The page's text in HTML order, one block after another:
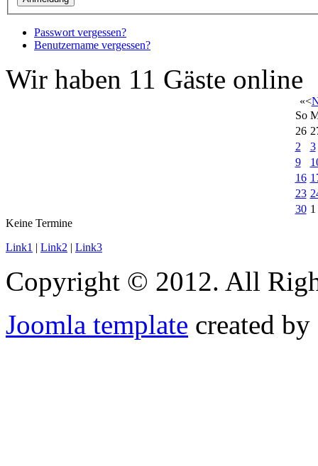
Passwort vergessen?
Benutzername vergessen?
Wir haben 11 Gäste online
«<
So
26
2
3
9
16
23
30 1
Keine Termine
Link1 | Link2 | Link3
Copyright © 2012. All
Joomla template created